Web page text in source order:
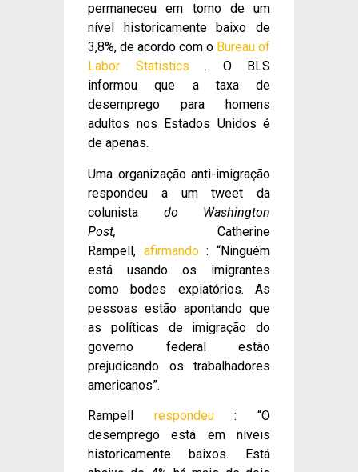
permaneceu em torno de um
nível historicamente baixo de
3,8%, de acordo com o Bureau of
Labor Statistics . O BLS
informou que a taxa de
desemprego para homens
adultos nos Estados Unidos é
de apenas.
Uma organização anti-imigração
respondeu a um tweet da
colunista do Washington
Post, Catherine
Rampell, afirmando: “Ninguém
está usando os imigrantes
como bodes expiatórios. As
pessoas estão apontando que
as políticas de imigração do
governo federal estão
prejudicando os trabalhadores
americanos”.
Rampell respondeu: “O
desemprego está em níveis
historicamente baixos. Está